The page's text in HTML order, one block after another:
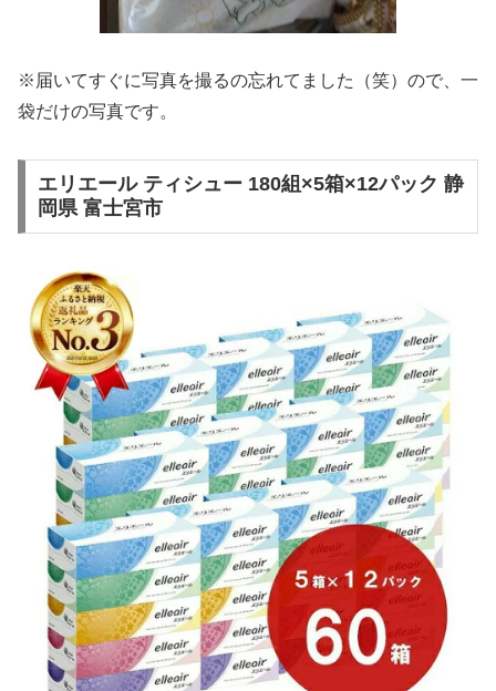
※届いてすぐに写真を撮るの忘れてました（笑）ので、一
袋だけの写真です。
エリエール ティシュー 180組×5箱×12パック 静
岡県 富士宮市